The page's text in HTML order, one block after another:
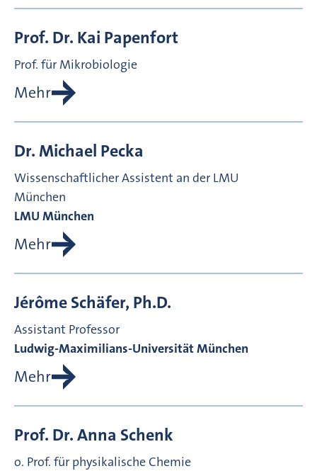
Prof. Dr. Kai Papenfort
Prof. für Mikrobiologie
Mehr
Dr.Michael Pecka
Wissenschaftlicher Assistent an der LMU
München
LMU München
Mehr
JérômeSchäfer, Ph.D.
Assistant Professor
Ludwig-Maximilians-Universität München
Mehr
Prof. Dr.Anna Schenk
o. Prof. für physikalische Chemie